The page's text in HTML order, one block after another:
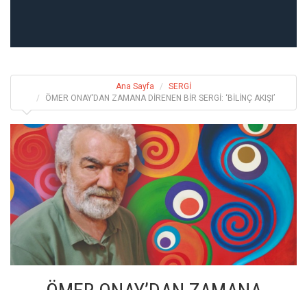
Ana Sayfa
SERGİ
ÖMER ONAY’DAN ZAMANA DİRENEN BİR SERGİ: ‘BİLİNÇ AKIŞI’